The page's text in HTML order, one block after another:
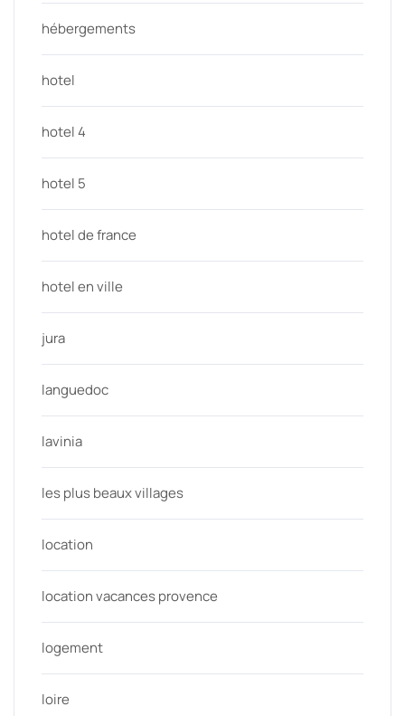
hébergements
hotel
hotel 4
hotel 5
hotel de france
hotel en ville
jura
languedoc
lavinia
les plus beaux villages
location
location vacances provence
logement
loire